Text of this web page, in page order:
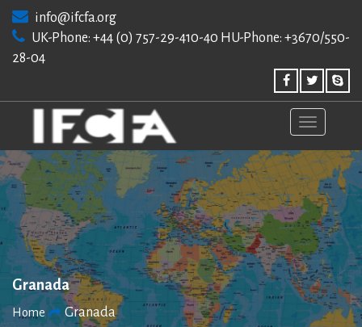
content
info@ifcfa.org
UK-Phone: +44 (0) 757-29-410-40 HU-Phone: +3670/550-
28-04
Granada
Home Granada